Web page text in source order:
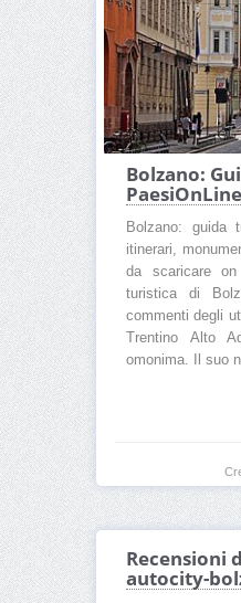
Bolzano:
PaesiOnLine
Bolzano: guida
itinerari,
da scaricare
turistica di
commenti degli
Trentino Alto
omonima. Il suo
Recensioni
autocity-